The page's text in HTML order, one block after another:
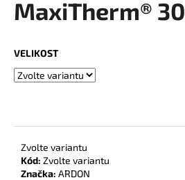
MaxiTherm®
VELIKOST
Zvolte variantu
Kód: Zvolte variantu
Značka: ARDON
a
í
t
HLEDAT